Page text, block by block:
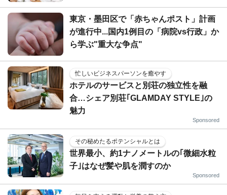
東京・墨田区で「赤ちゃんポスト」計画
が進行中...国内1例目の「病院vs行政」か
ら学ぶ"重大な争点"
忙しいビジネスパーソンを癒やす
ホテルのサービスと別荘の独立性を融
合…シェア別荘｢GLAMDAY STYLE｣の
魅力
Sponsored
その秘めたるポテンシャルとは
世界最小、約1ナノメートルの｢微細水粒
子｣はなぜ髪や肌を潤すのか
Sponsored